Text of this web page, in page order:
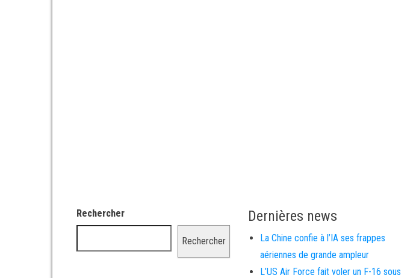
Rechercher
Rechercher
Dernières news
La Chine confie à l’IA ses frappes
aériennes de grande ampleur
L’US Air Force fait voler un F-16 sous